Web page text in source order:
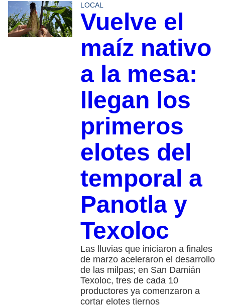
LOCAL
Vuelve el
maíz nativo
a la mesa:
llegan los
primeros
elotes del
temporal a
Panotla y
Texoloc
Las lluvias que iniciaron a finales
de marzo aceleraron el desarrollo
de las milpas; en San Damián
Texoloc, tres de cada 10
productores ya comenzaron a
cortar elotes tiernos